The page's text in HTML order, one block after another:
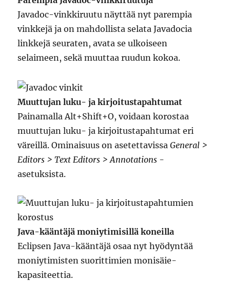
Javadoc-vinkkiruutu näyttää nyt parempia
vinkkejä ja on mahdollista selata Javadocia
linkkejä seuraten, avata se ulkoiseen
selaimeen, sekä muuttaa ruudun kokoa.
Muuttujan luku- ja kirjoitustapahtumat
Painamalla Alt+Shift+O, voidaan korostaa
muuttujan luku- ja kirjoitustapahtumat eri
väreillä. Ominaisuus on asetettavissaGeneral >
Editors > Text Editors > Annotations -
asetuksista.
Java-kääntäjä moniytimisillä koneilla
Eclipsen Java-kääntäjä osaa nyt hyödyntää
moniytimisten suorittimien monisäie-
kapasiteettia.